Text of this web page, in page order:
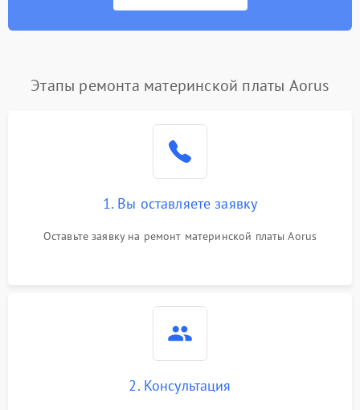
Этапы ремонта материнской платы Aorus
1. Вы оставляете заявку
Оставьте заявку на ремонт материнской платы Aorus
2. Консультация